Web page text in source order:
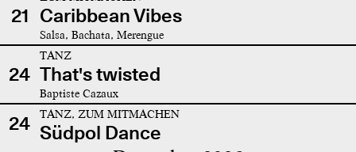
21 Caribbean Vibes
Salsa, Bachata, Merengue
24
TANZ
That's twisted
Baptiste Cazaux
24 TANZ, ZUM MITMACHEN
Südpol Dance